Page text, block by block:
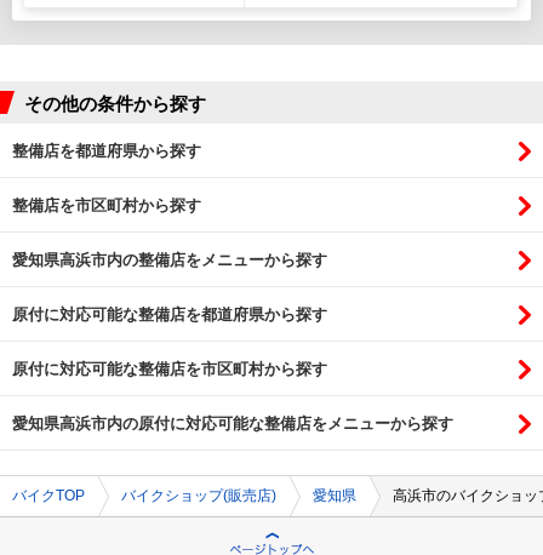
その他の条件から探す
整備店を都道府県から探す
整備店を市区町村から探す
愛知県高浜市内の整備店をメニューから探す
原付に対応可能な整備店を都道府県から探す
原付に対応可能な整備店を市区町村から探す
愛知県高浜市内の原付に対応可能な整備店をメニューから探す
バイクTOP バイクショップ(販売店) 愛知県 高浜市のバイクショッ